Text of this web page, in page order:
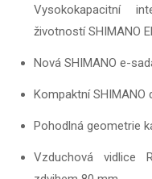
Vysokokapacitní
životností SHIMANO
Nová SHIMANO e-
Kompaktní SHIMANO
Pohodlná geometrie
Vzduchová vidlice